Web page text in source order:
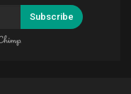
Subscribe